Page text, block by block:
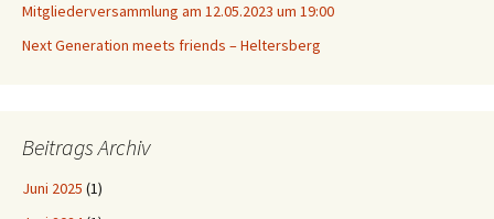
Mitgliederversammlung am 12.05.2023 um 19:00
Next Generation meets friends – Heltersberg
Beitrags Archiv
Juni 2025 (1)